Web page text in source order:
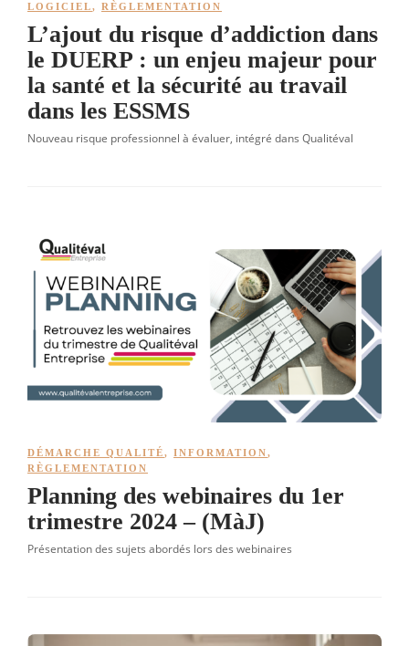
LOGICIEL, RÈGLEMENTATION
L’ajout du risque d’addiction dans
le DUERP : un enjeu majeur pour
la santé et la sécurité au travail
dans les ESSMS
Nouveau risque professionnel à évaluer, intégré dans Qualitéval
DÉMARCHE QUALITÉ, INFORMATION,
RÈGLEMENTATION
Planning des webinaires du 1er
trimestre 2024 – (MàJ)
Présentation des sujets abordés lors des webinaires